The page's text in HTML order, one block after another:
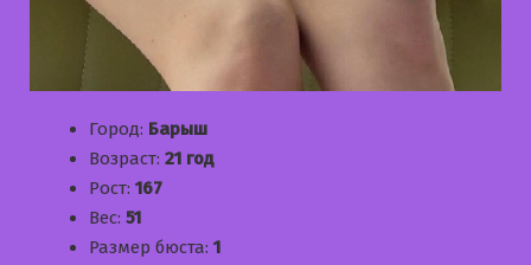
Город: Барыш
Возраст: 21 год
Рост: 167
Вес: 51
Размер бюста: 1